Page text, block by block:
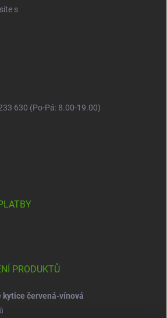
s
630 (Po-Pá: 8.00-19.00)
PRODUKTŮ
kytice červená-vínová